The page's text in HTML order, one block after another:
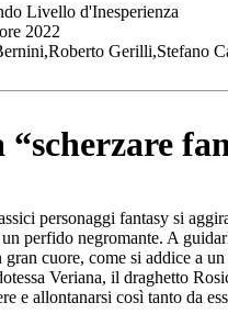
Livello d'Inesperienza
2022
Gerilli,Stefano
personaggi fantasy si
perfido negromante. A
cuore, come si addice a
Veriana, il draghetto
e allontanarsi così tanto da